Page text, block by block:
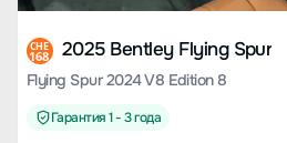
CHE
168 2025 Bentley Flying Spur
Flying Spur 2024 V8 Edition 8
Гарантия 1 - 3 года